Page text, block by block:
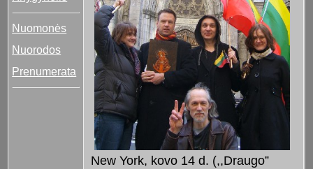
Nuomonės
Nuorodos
Prenumerata
New York, kovo 14 d. (,,Draugo”